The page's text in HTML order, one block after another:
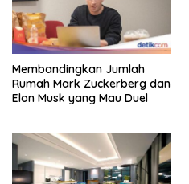
Membandingkan Jumlah
Rumah Mark Zuckerberg dan
Elon Musk yang Mau Duel